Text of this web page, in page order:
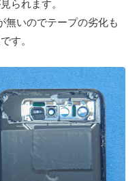
られます。
無いのでテープの劣化も
す。